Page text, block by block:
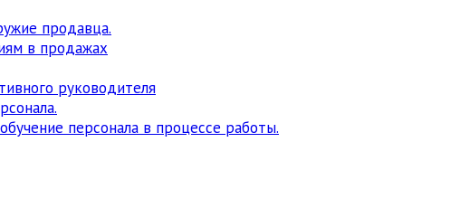
продавца.
в продажах
руководителя
персонала в процессе работы.